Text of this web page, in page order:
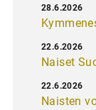
28.6.2026
Naiset
22.6.2026
Naisten
22.6.2026